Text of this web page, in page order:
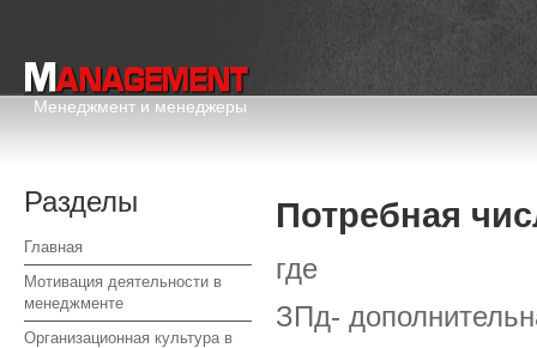
Менеджмент и менеджеры
Разделы
Главная
Мотивация деятельности в
менеджменте
Организационная культура в
Потребная
где
ЗПд-